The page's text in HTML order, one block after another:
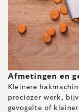
Afmetingen en
Kleinere
preciezer werk,
gevogelte of